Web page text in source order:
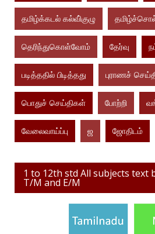
தமிழ்க்கடல் கல்வி்குழு
தெரிந்துகொள்வோம் தேர்வு
படித்ததில் பிடித்தது புராணச்
பொதுச் செய்திகள் போற்றி
வேலைவாய்ப்பு ஜ ஜோதிடம்
1 to 12th std All subjects text
T/M and E/M